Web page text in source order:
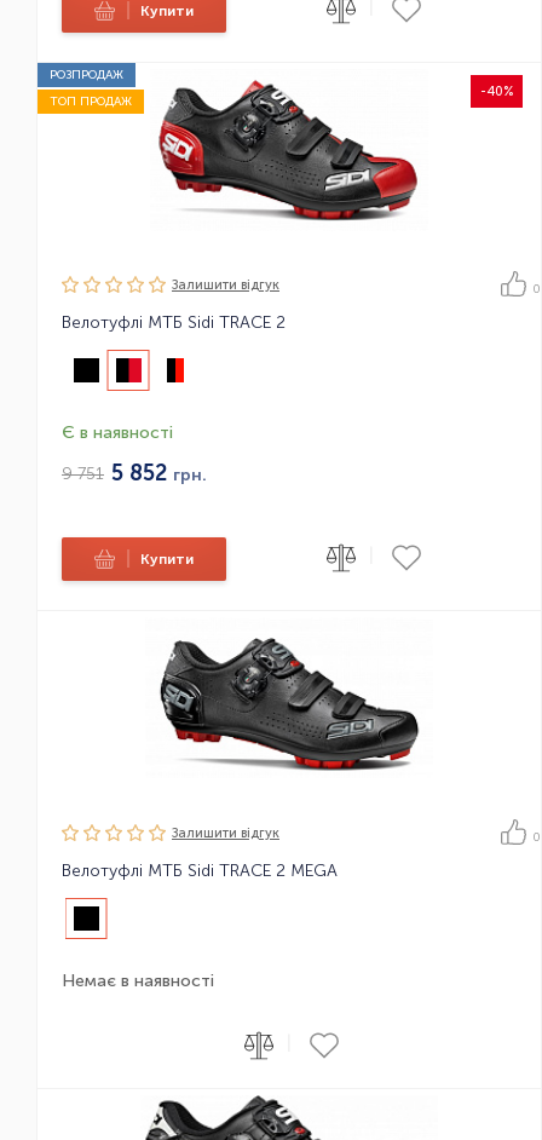
Купити
РОЗПРОДАЖ
-40%
ТОП ПРОДАЖ
Залишити вiдгук 0
Велотуфлі МТБ Sidi TRACE 2
Є в наявності
9 751 5 852 грн.
Купити
Залишити вiдгук 0
Велотуфлі МТБ Sidi TRACE 2 MEGA
Немає в наявності